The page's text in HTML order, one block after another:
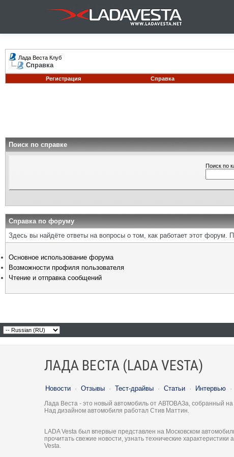
Лада Веста Клуб
Справка
Регистрация
Справка
Поиск по справке
Поиск по
Справка по форуму
Здесь вы найдёте ответы на вопросы о том, как работает этот
Основное использование форума
Возможности профиля пользователя
Чтение и отправка сообщений
ЛАДА ВЕСТА (LADA VESTA)
Новости · Отзывы · Тест-драйвы · Статьи · Интервью ·
Лада Веста - это новый автомобиль от АВТОВАЗа, собранный
Над дизайном автомобиля работал Стив Маттин.
LADA Vesta был впервые представлен на Московском
прочитать свежие новости, узнать технические
Vesta.